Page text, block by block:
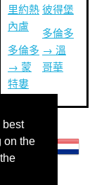
best
on the
里約熱
內盧
多倫多
→ 蒙
特婁
彼得堡
多倫多
→ 溫
哥華